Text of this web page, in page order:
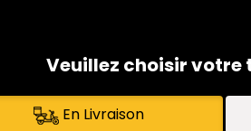
PÂTES